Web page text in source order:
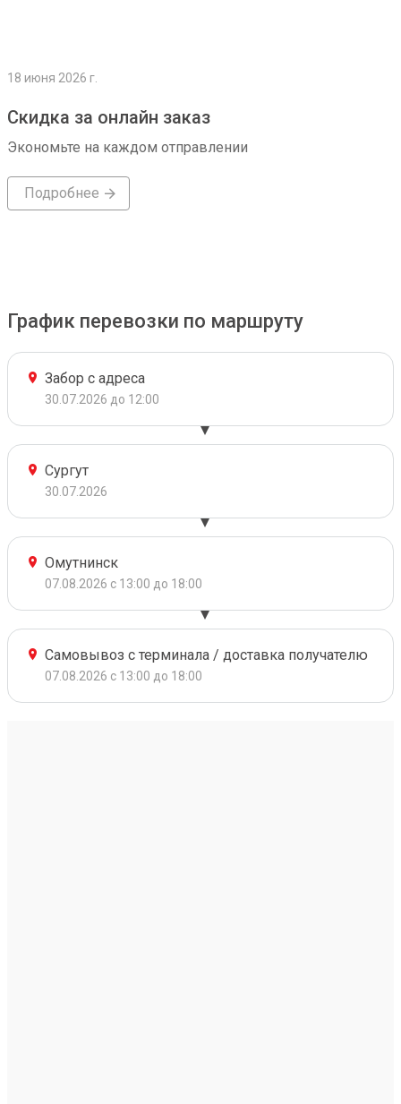
18 июня 2026 г.
Скидка за онлайн заказ
Экономьте на каждом отправлении
Подробнее
График перевозки по маршруту
Забор с адреса
30.07.2026 до 12:00
Сургут
30.07.2026
Омутнинск
07.08.2026 с 13:00 до 18:00
Самовывоз с терминала / доставка получателю
07.08.2026 с 13:00 до 18:00